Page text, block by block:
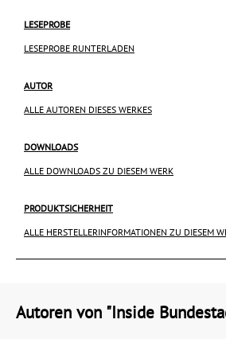
LESEPROBE
LESEPROBE RUNTERLADEN
AUTOR
ALLE AUTOREN DIESES WERKES
DOWNLOADS
ALLE DOWNLOADS ZU DIESEM WERK
PRODUKTSICHERHEIT
ALLE HERSTELLERINFORMATIONEN ZU DIESEM
Autoren von "Inside